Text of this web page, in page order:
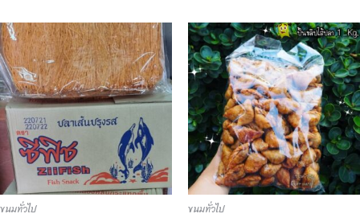
ขนมทั่วไป
This
product
has
multiple
variants.
The
options
may
be
ขนมทั่วไป
This
product
has
multiple
variants.
The
options
may
be